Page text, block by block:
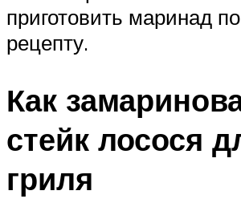
приготовить маринад
рецепту.
Как
стейк лосося
гриля